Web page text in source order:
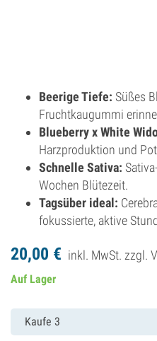
Beerige Tiefe: Süßes
Fruchtkaugummi
Blueberry x White
Harzproduktion und
Schnelle Sativa:
Wochen Blütezeit.
Tagsüber ideal:
fokussierte, aktive
20,00 € inkl. MwSt. zzgl.
Auf Lager
Kaufe 3